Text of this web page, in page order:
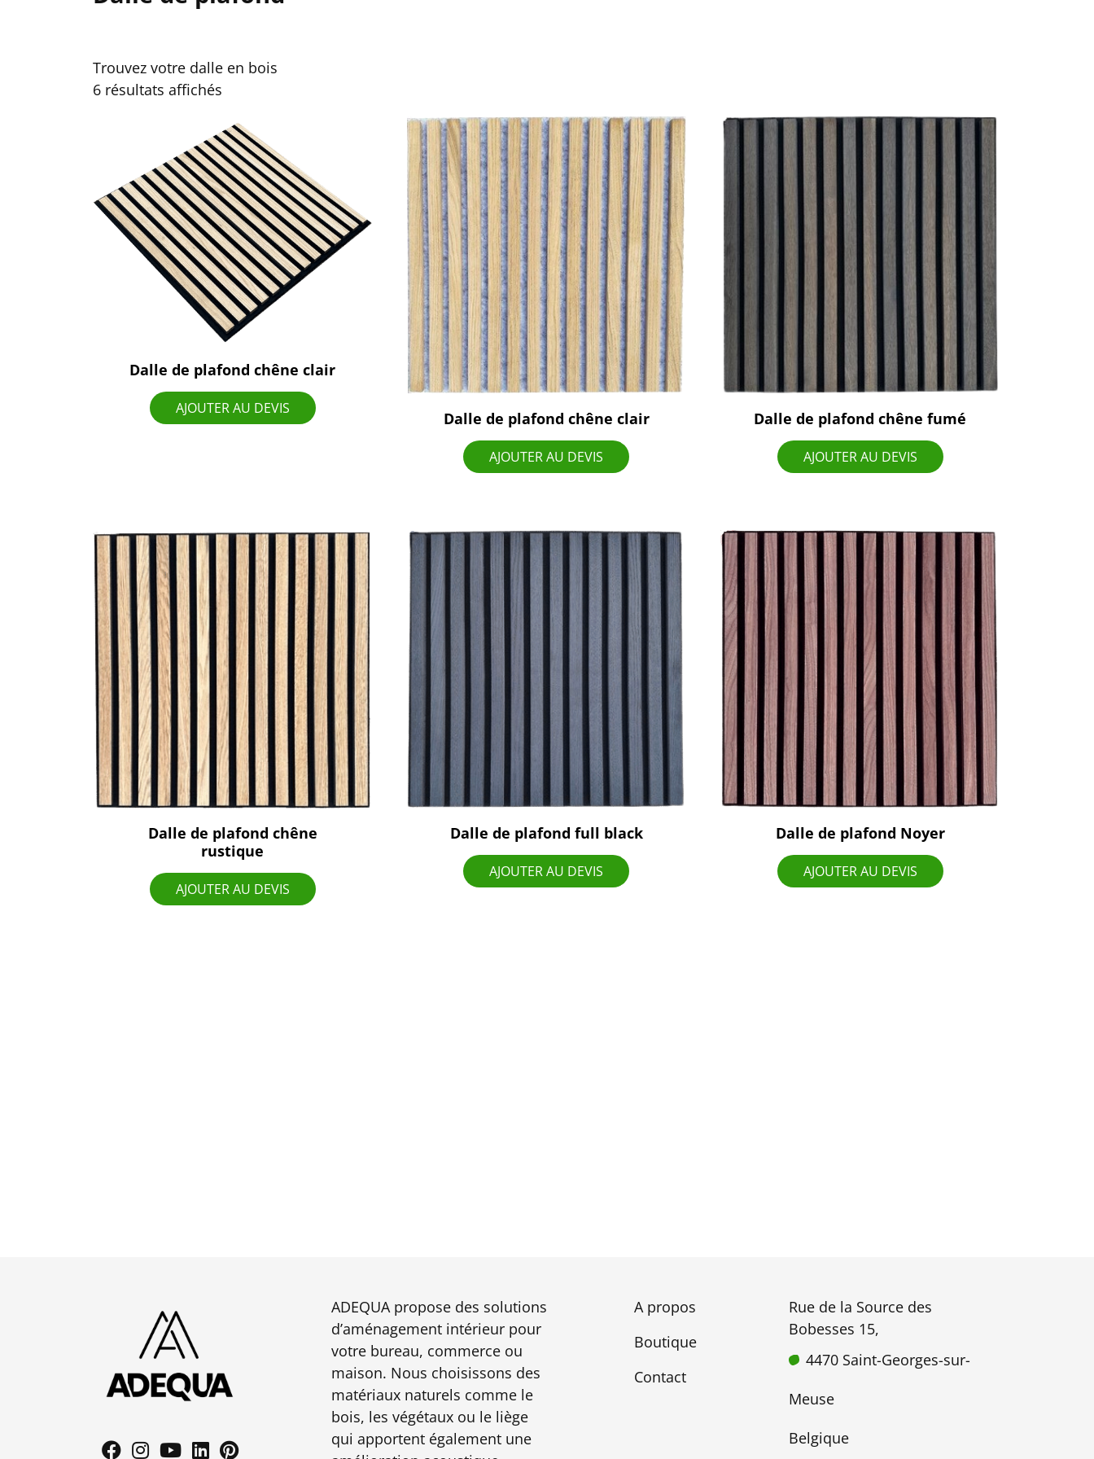
Trouvez votre dalle en bois
6 résultats affichés
Dalle de plafond chêne clair
AJOUTER AU DEVIS
Dalle de plafond chêne clair
AJOUTER AU DEVIS
Dalle de plafond chêne fumé
AJOUTER AU DEVIS
Dalle de plafond chêne
rustique
AJOUTER AU DEVIS
Dalle de plafond full black
AJOUTER AU DEVIS
Dalle de plafond Noyer
AJOUTER AU DEVIS
ADEQUA propose des solutions
d’aménagement intérieur pour
votre bureau, commerce ou
maison. Nous choisissons des
matériaux naturels comme le
bois, les végétaux ou le liège
qui apportent également une
A propos
Boutique
Contact
Rue de la Source des
Bobesses 15,
4470 Saint-Georges-sur-
Meuse
Belgique